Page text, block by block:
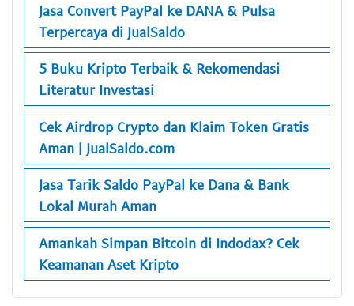
Jasa Convert PayPal ke DANA & Pulsa
Terpercaya di JualSaldo
5 Buku Kripto Terbaik & Rekomendasi
Literatur Investasi
Cek Airdrop Crypto dan Klaim Token Gratis
Aman | JualSaldo.com
Jasa Tarik Saldo PayPal ke Dana & Bank
Lokal Murah Aman
Amankah Simpan Bitcoin di Indodax? Cek
Keamanan Aset Kripto